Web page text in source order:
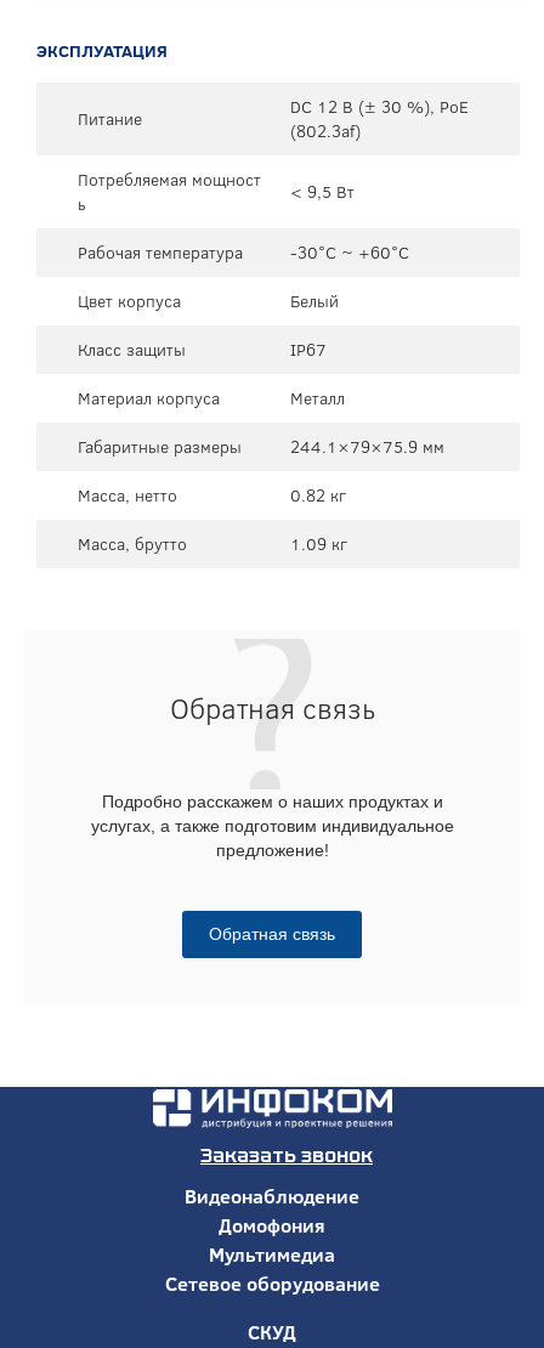
ЭКСПЛУАТАЦИЯ
Питание
DC 12 В (± 30 %), PoE
(802.3af)
Потребляемая мощност
ь
< 9,5 Вт
Рабочая температура
-30°C ~ +60°C
Цвет корпуса
Белый
Класс защиты
IP67
Материал корпуса
Металл
Габаритные размеры
244.1×79×75.9 мм
Масса, нетто
0.82 кг
Масса, брутто
1.09 кг
Обратная связь
Подробно расскажем о наших продуктах и
услугах, а также подготовим индивидуальное
предложение!
Обратная связь
Заказать звонок
Видеонаблюдение
Домофония
Мультимедиа
Сетевое оборудование
СКУД